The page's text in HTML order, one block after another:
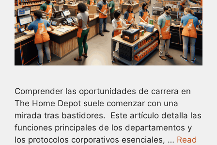
Comprender las oportunidades de carrera en
The Home Depot suele comenzar con una
mirada tras bastidores. Este artículo detalla las
funciones principales de los departamentos y
los protocolos corporativos esenciales, … Read